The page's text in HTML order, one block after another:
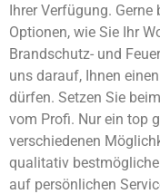
Ihrer Verfügung.
Optionen, wie Sie Ihr
Brandschutz- und
uns darauf, Ihnen
dürfen. Setzen Sie
vom Profi. Nur ein top
verschiedenen
qualitativ
auf persönlichen